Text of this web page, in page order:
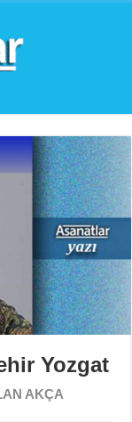
Yozgat
AKÇA